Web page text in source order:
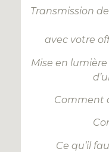
Transmission
avec votre
Mise en
Comment
Ce qu’il